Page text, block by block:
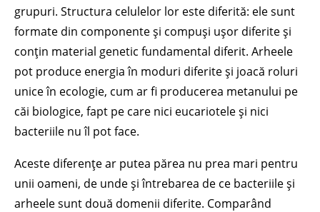
grupuri. Structura celulelor lor este diferită: ele sunt
formate din componente și compuși ușor diferite și
conțin material genetic fundamental diferit. Arheele
pot produce energia în moduri diferite și joacă roluri
unice în ecologie, cum ar fi producerea metanului pe
căi biologice, fapt pe care nici eucariotele și nici
bacteriile nu îl pot face.
Aceste diferențe ar putea părea nu prea mari pentru
unii oameni, de unde și întrebarea de ce bacteriile și
arheele sunt două domenii diferite. Comparând